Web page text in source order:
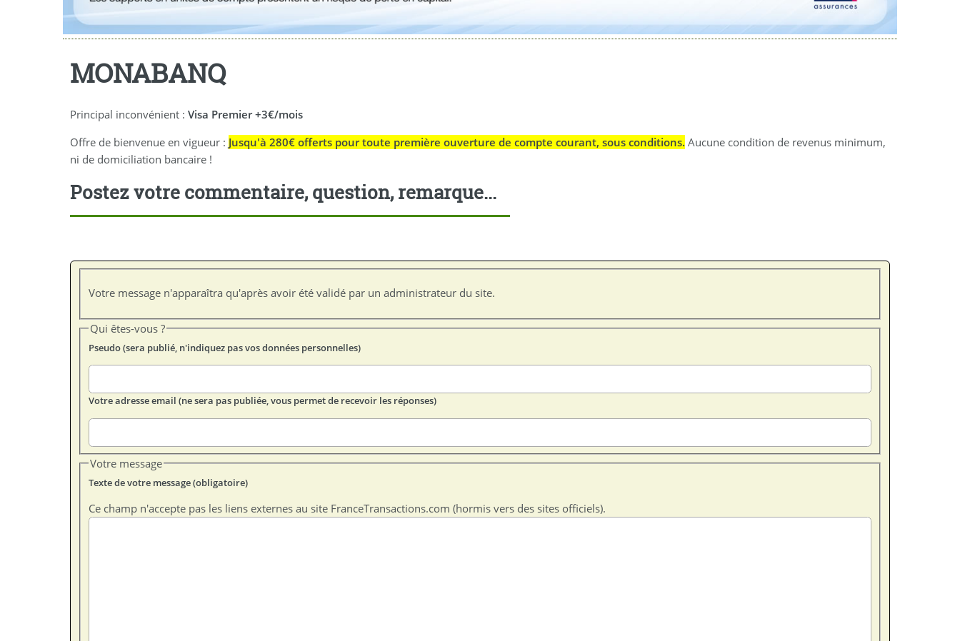
MONABANQ
Principal inconvénient : Visa Premier +3€/mois
Offre de bienvenue en vigueur : Jusqu'à 280€ offerts pour toute première ouverture de compte courant, sous conditions. Aucune condition de revenus minimum,
ni de domiciliation bancaire !
Postez votre commentaire, question, remarque...
Votre message n'apparaîtra qu'après avoir été validé par un administrateur du site.
Qui êtes-vous ?
Pseudo (sera publié, n'indiquez pas vos données personnelles)
Votre adresse email (ne sera pas publiée, vous permet de recevoir les réponses)
Votre message
Texte de votre message (obligatoire)
Ce champ n'accepte pas les liens externes au site FranceTransactions.com (hormis vers des sites officiels).